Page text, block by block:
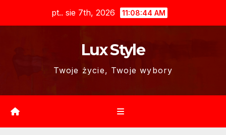
pt.. sie 7th, 2026 11:08:45 AM
Lux Style
Twoje życie, Twoje wybory